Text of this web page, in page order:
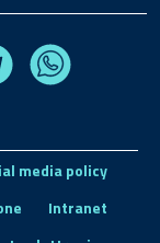
TelegramWhatsapp
media policy
Intranet